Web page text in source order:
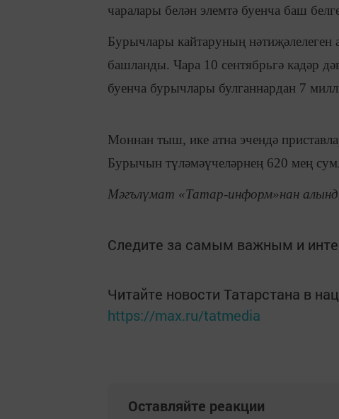
чаралары белән элемтә буенча баш
Бурычлары кайтаруның нәтиҗәлелеген
башланды. Чара 10 сентябрьгә кадәр
буенча бурычлары булганнардан 7
Моннан тыш, ике атна эчендә
Бурычын түләмәүчеләрнең 620 мең
Мәгълүмат «Татар-информ»нан
Следите за самым важным и
Читайте новости Татарстана в
https://max.ru/tatmedia
Оставляйте реакции